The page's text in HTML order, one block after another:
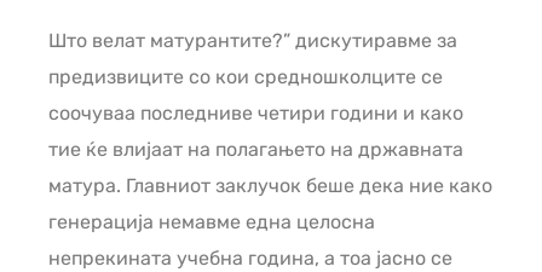
Што велат матурантите?” дискутиравме за
предизвиците со кои средношколците се
соочуваа последниве четири години и како
тие ќе влијаат на полагањето на државната
матура. Главниот заклучок беше дека ние како
генерација немавме една целосна
непрекината учебна година, а тоа јасно се